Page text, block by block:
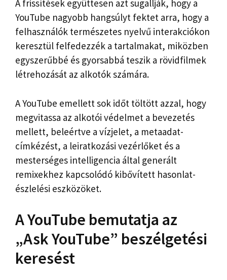
A frissítések együttesen azt sugallják, hogy a
YouTube nagyobb hangsúlyt fektet arra, hogy a
felhasználók természetes nyelvű interakciókon
keresztül felfedezzék a tartalmakat, miközben
egyszerűbbé és gyorsabbá teszik a rövidfilmek
létrehozását az alkotók számára.
A YouTube emellett sok időt töltött azzal, hogy
megvitassa az alkotói védelmet a bevezetés
mellett, beleértve a vízjelet, a metaadat-
címkézést, a leiratkozási vezérlőket és a
mesterséges intelligencia által generált
remixekhez kapcsolódó kibővített hasonlat-
észlelési eszközöket.
A YouTube bemutatja az
„Ask YouTube” beszélgetési
keresést